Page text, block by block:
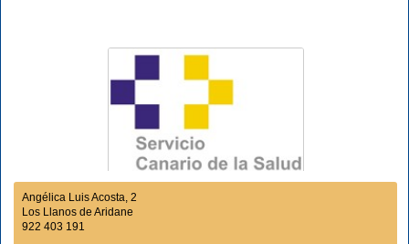
Angélica Luis Acosta, 2
Los Llanos de Aridane
922 403 191